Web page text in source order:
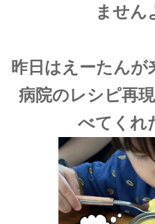
ません
昨日はえーたんが
病院のレシピ再
べてくれ